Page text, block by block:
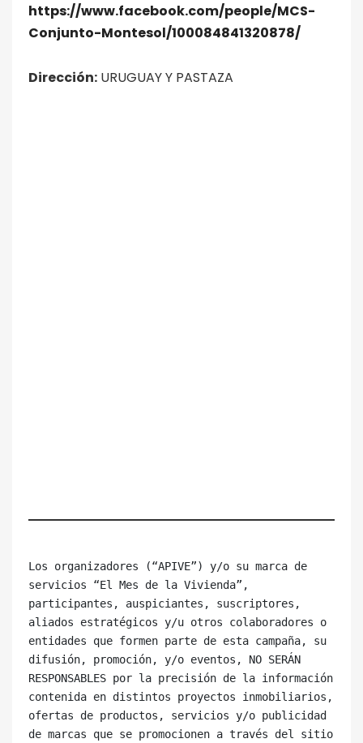
https://www.facebook.com/people/MCS-
Conjunto-Montesol/100084841320878/
Dirección: URUGUAY Y PASTAZA
Los organizadores (“APIVE”) y/o su marca de
servicios “El Mes de la Vivienda”,
participantes, auspiciantes, suscriptores,
aliados estratégicos y/u otros colaboradores o
entidades que formen parte de esta campaña, su
difusión, promoción, y/o eventos, NO SERÁN
RESPONSABLES por la precisión de la información
contenida en distintos proyectos inmobiliarios,
ofertas de productos, servicios y/o publicidad
de marcas que se promocionen a través del sitio